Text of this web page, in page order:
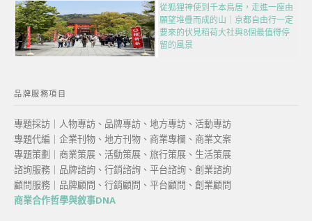
從狐狸神使到千本鳥居，走進一座由
願望堆疊而成的山｜京都自由行一定
要來的伏見稻荷大社與8個最值得停
留的風景
品牌服務項目
專題採訪｜人物專訪、品牌專訪、地方專訪、活動專訪
專題代編｜企業刊物、地方刊物、商業專欄、商業文案
專題策劃｜商業策展、活動策展、旅行策展、生活策展
諮詢服務｜品牌諮詢、行銷諮詢、平台諮詢、創業諮詢
顧問服務｜品牌顧問、行銷顧問、平台顧問、創業顧問
商業合作哲學與敘事DNA